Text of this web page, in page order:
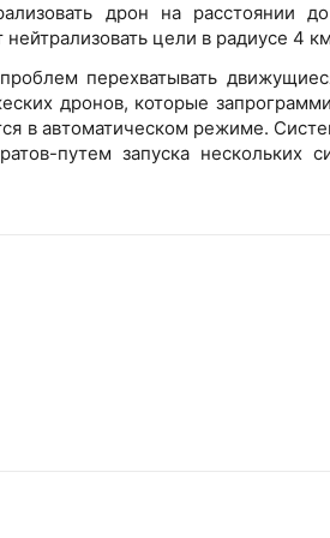
дрон на расстоянии
цели в радиусе 4
перехватывать
дронов, которые
в автоматическом режиме.
путем запуска нескольких